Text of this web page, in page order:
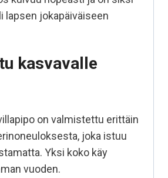
lapsen jokapäiväiseen
kasvavalle
on valmistettu erittäin
joka istuu
Yksi koko käy
vuoden.